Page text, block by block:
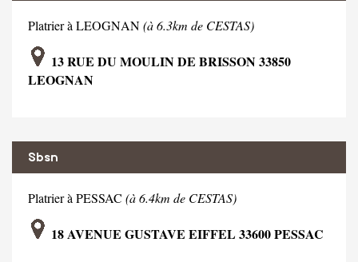
Platrier à LEOGNAN(à 6.3km de CESTAS)
13 RUE DU MOULIN DE BRISSON 33850
LEOGNAN
Sbsn
Platrier à PESSAC (à 6.4km de CESTAS)
18 AVENUE GUSTAVE EIFFEL 33600 PESSAC